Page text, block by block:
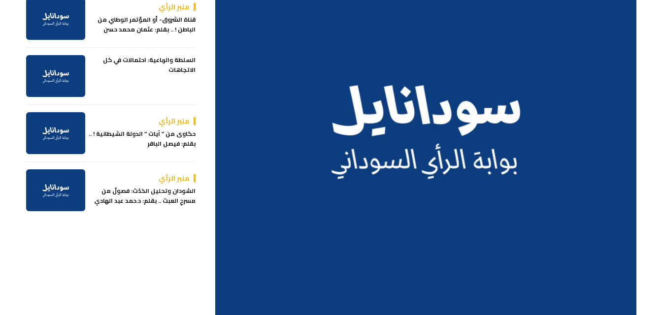
منبر الرأي
قناة الشروق- أو المؤتمر الوطني من
الباطن ! .. بقلم: عثمان محمد حسن
السلطة والرباعية: احتمالات في كل
الاتجاهات
منبر الرأي
حكاوى من ” آيات ” الدولة الشيطانية ! ..
بقلم: فيصل الباقر
منبر الرأي
السُودان وتحليل الحَدْث: فصولٌ من
مسرحِ العبث .. بقلم: د.حمد عبد الهادي